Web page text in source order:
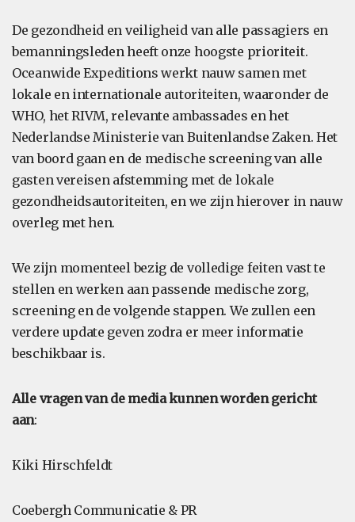
De gezondheid en veiligheid van alle passagiers en
bemanningsleden heeft onze hoogste prioriteit.
Oceanwide Expeditions werkt nauw samen met
lokale en internationale autoriteiten, waaronder de
WHO, het RIVM, relevante ambassades en het
Nederlandse Ministerie van Buitenlandse Zaken. Het
van boord gaan en de medische screening van alle
gasten vereisen afstemming met de lokale
gezondheidsautoriteiten, en we zijn hierover in nauw
overleg met hen.
We zijn momenteel bezig de volledige feiten vast te
stellen en werken aan passende medische zorg,
screening en de volgende stappen. We zullen een
verdere update geven zodra er meer informatie
beschikbaar is.
Alle vragen van de media kunnen worden gericht
aan:
Kiki Hirschfeldt
Coebergh Communicatie & PR